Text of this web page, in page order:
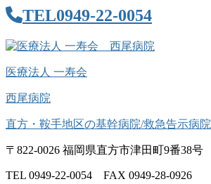
TEL0949-22-0054
医療法人 一寿会
西尾病院
直方・鞍手地区の基幹病院/救急告示病院
〒822-0026 福岡県直方市津田町9番38号
TEL 0949-22-0054 FAX 0949-28-0926